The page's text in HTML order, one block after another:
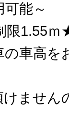
能～
限1.55
車高を
ません